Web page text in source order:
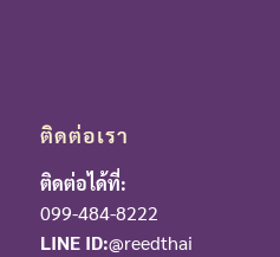
ติดต่อเรา
ติดต่อได้ที่:
099-484-8222
LINE ID:@reedthai